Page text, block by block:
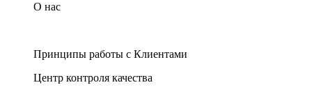
О нас
Принципы работы с Клиентами
Центр контроля качества